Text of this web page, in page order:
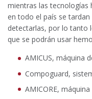
mientras las tecnologías
en todo el país se
detectarlas, por lo tanto
que se podrán usar
AMICUS, máquina
Compoguard,
AMICORE,